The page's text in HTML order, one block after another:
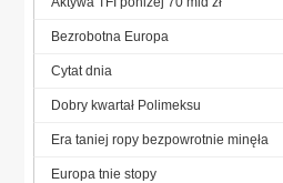
Bezrobotna Europa
Cytat dnia
Dobry kwartał Polimeksu
Era taniej ropy bezpowrotnie minęła
Europa tnie stopy